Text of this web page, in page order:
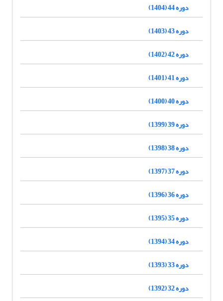
دوره 44 (1404)
دوره 43 (1403)
دوره 42 (1402)
دوره 41 (1401)
دوره 40 (1400)
دوره 39 (1399)
دوره 38 (1398)
دوره 37 (1397)
دوره 36 (1396)
دوره 35 (1395)
دوره 34 (1394)
دوره 33 (1393)
دوره 32 (1392)